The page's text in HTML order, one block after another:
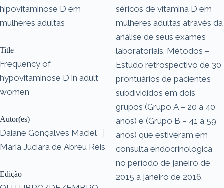
hipovitaminose D em
mulheres adultas
Title
Frequency of
hypovitaminose D in adult
women
Autor(es)
Daiane Gonçalves Maciel
|
Maria Juciara de Abreu Reis
Edição
séricos de vitamina D em
mulheres adultas através da
análise de seus exames
laboratoriais. Métodos –
Estudo retrospectivo de 30
prontuários de pacientes
subdivididos em dois
grupos (Grupo A – 20 a 40
anos) e (Grupo B – 41 a 59
anos) que estiveram em
consulta endocrinológica
no período de janeiro de
2015 a janeiro de 2016.